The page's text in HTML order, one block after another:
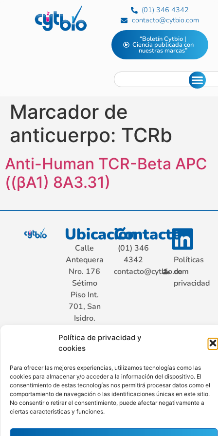
Política de privacidad y
cookies
Para ofrecer las mejores experiencias, utilizamos tecnologías como las
cookies para almacenar y/o acceder a la información del dispositivo. El
consentimiento de estas tecnologías nos permitirá procesar datos como el
comportamiento de navegación o las identificaciones únicas en este sitio.
No consentir o retirar el consentimiento, puede afectar negativamente a
ciertas características y funciones.
(01) 346 4342
contacto@cytbio.com
“Boletín Cytbio |
Ciencia publicada con
nuestras marcas”
Marcador de
anticuerpo: TCRb
Anti-Human TCR-Beta APC
((βA1) 8A3.31)
Ubicación
Calle
Antequera
Nro. 176
Sétimo
Piso Int.
701, San
Isidro.
Perú
Contacto
(01) 346
4342
contacto@cytbio.com
Políticas
de
privacidad
Hecho con ♥ por Ají Limo